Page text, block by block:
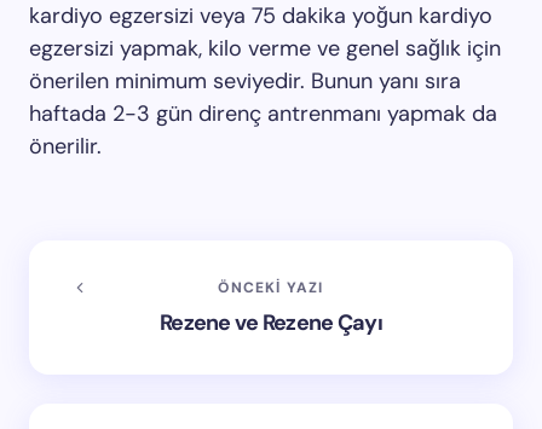
kardiyo egzersizi veya 75 dakika yoğun kardiyo
egzersizi yapmak, kilo verme ve genel sağlık için
önerilen minimum seviyedir. Bunun yanı sıra
haftada 2-3 gün direnç antrenmanı yapmak da
önerilir.
ÖNCEKI YAZI
Rezene ve Rezene Çayı